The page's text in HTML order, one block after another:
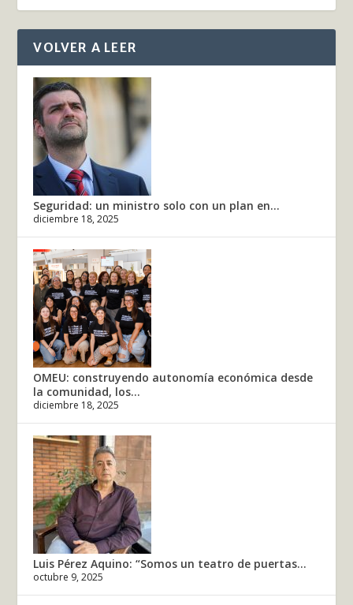
VOLVER A LEER
Seguridad: un ministro solo con un plan en...
diciembre 18, 2025
OMEU: construyendo autonomía económica desde
la comunidad, los...
diciembre 18, 2025
Luis Pérez Aquino: “Somos un teatro de puertas...
octubre 9, 2025